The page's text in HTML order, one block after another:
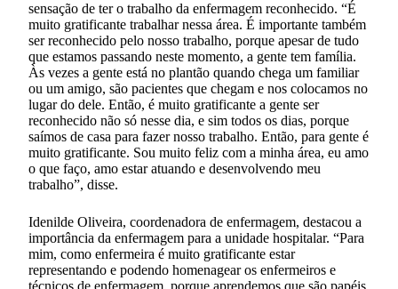
sensação de ter o trabalho da enfermagem reconhecido. “É
muito gratificante trabalhar nessa área. É importante também
ser reconhecido pelo nosso trabalho, porque apesar de tudo
que estamos passando neste momento, a gente tem família.
Às vezes a gente está no plantão quando chega um familiar
ou um amigo, são pacientes que chegam e nos colocamos no
lugar do dele. Então, é muito gratificante a gente ser
reconhecido não só nesse dia, e sim todos os dias, porque
saímos de casa para fazer nosso trabalho. Então, para gente é
muito gratificante. Sou muito feliz com a minha área, eu amo
o que faço, amo estar atuando e desenvolvendo meu
trabalho”, disse.
Idenilde Oliveira, coordenadora de enfermagem, destacou a
importância da enfermagem para a unidade hospitalar. “Para
mim, como enfermeira é muito gratificante estar
representando e podendo homenagear os enfermeiros e
técnicos de enfermagem, porque aprendemos que são papéis